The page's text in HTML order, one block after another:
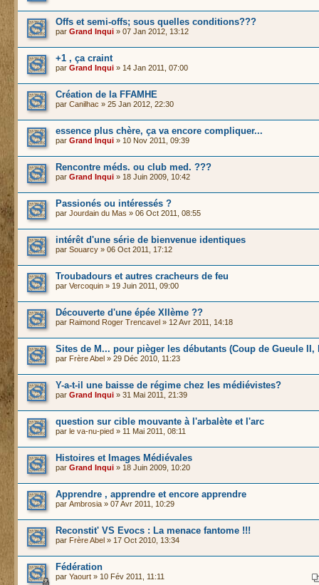
Offs et semi-offs; sous quelles conditions???
par Grand Inqui » 07 Jan 2012, 13:12
+1 , ça craint
par Grand Inqui » 14 Jan 2011, 07:00
Création de la FFAMHE
par Canilhac » 25 Jan 2012, 22:30
essence plus chère, ça va encore compliquer...
par Grand Inqui » 10 Nov 2011, 09:39
Rencontre méds. ou club med. ???
par Grand Inqui » 18 Juin 2009, 10:42
Passionés ou intéressés ?
par Jourdain du Mas » 06 Oct 2011, 08:55
intérêt d'une série de bienvenue identiques
par Souarcy » 06 Oct 2011, 17:12
Troubadours et autres cracheurs de feu
par Vercoquin » 19 Juin 2011, 09:00
Découverte d'une épée XIIème ??
par Raimond Roger Trencavel » 12 Avr 2011, 14:18
Sites de M... pour pièger les débutants (Coup de Gueule II,
par Frère Abel » 29 Déc 2010, 11:23
Y-a-t-il une baisse de régime chez les médiévistes?
par Grand Inqui » 31 Mai 2011, 21:39
question sur cible mouvante à l'arbalète et l'arc
par le va-nu-pied » 11 Mai 2011, 08:11
Histoires et Images Médiévales
par Grand Inqui » 18 Juin 2009, 10:20
Apprendre , apprendre et encore apprendre
par Ambrosia » 07 Avr 2011, 10:29
Reconstit' VS Evocs : La menace fantome !!!
par Frère Abel » 17 Oct 2010, 13:34
Fédération
par Yaourt » 10 Fév 2011, 11:11